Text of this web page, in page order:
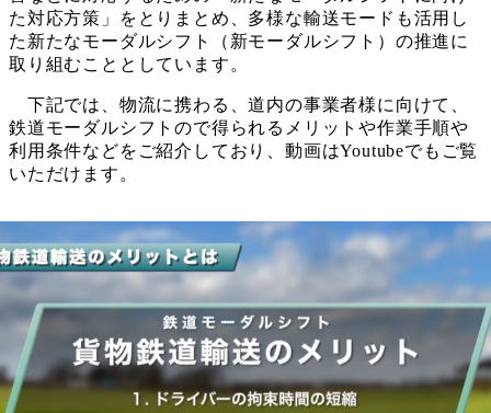
た対応方策」をとりまとめ、多様な輸送モードも活用し
た新たなモーダルシフト（新モーダルシフト）の推進に
取り組むこととしています。
下記では、物流に携わる、道内の事業者様に向けて、
鉄道モーダルシフトので得られるメリットや作業手順や
利用条件などをご紹介しており、動画はYoutubeでもご覧
いただけます。